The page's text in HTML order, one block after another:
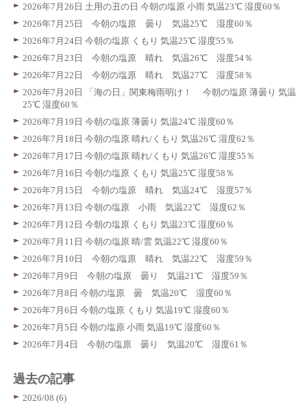
2026年7月26日 土用の丑の日 今朝の塩原 小雨 気温23℃ 湿度60％
2026年7月25日 今朝の塩原 曇り 気温25℃ 湿度60％
2026年7月24日 今朝の塩原 くもり 気温25℃ 湿度55％
2026年7月23日 今朝の塩原 晴れ 気温26℃ 湿度54％
2026年7月22日 今朝の塩原 晴れ 気温27℃ 湿度58％
2026年7月20日 「海の日」関東梅雨明け！ 今朝の塩原 薄曇り 気温
25℃ 湿度60％
2026年7月19日 今朝の塩原 薄曇り 気温24℃ 湿度60％
2026年7月18日 今朝の塩原 晴れ/くもり 気温26℃ 湿度62％
2026年7月17日 今朝の塩原 晴れ/くもり 気温26℃ 湿度55％
2026年7月16日 今朝の塩原 くもり 気温25℃ 湿度58％
2026年7月15日 今朝の塩原 晴れ 気温24℃ 湿度57％
2026年7月13日 今朝の塩原 小雨 気温22℃ 湿度62％
2026年7月12日 今朝の塩原 くもり 気温23℃ 湿度60％
2026年7月11日 今朝の塩原 晴/雲 気温22℃ 湿度60％
2026年7月10日 今朝の塩原 晴れ 気温22℃ 湿度59％
2026年7月9日 今朝の塩原 曇り 気温21℃ 湿度59％
2026年7月8日 今朝の塩原 曇 気温20℃ 湿度60％
2026年7月6日 今朝の塩原 くもり 気温19℃ 湿度60％
2026年7月5日 今朝の塩原 小雨 気温19℃ 湿度60％
2026年7月4日 今朝の塩原 曇り 気温20℃ 湿度61％
過去の記事
2026/08 (6)